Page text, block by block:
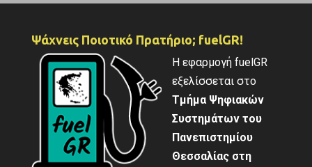
Ψάχνεις Ποιοτικό Πρατήριο; fuelGR!
Η εφαρμογή fuelGR
εξελίσσεται στο
Τμήμα Ψηφιακών
Συστημάτων του
Πανεπιστημίου
Θεσσαλίας στη